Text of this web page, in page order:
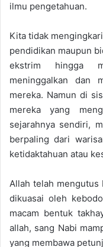
ilmu pengetahuan.
Kita tidak
pendidikan maupun
ekstrim hingga
meninggalkan dan
mereka. Namun di
mereka yang
sejarahnya sendiri,
berpaling dari
ketidaktahuan atau
Allah telah mengutus
dikuasai oleh
macam bentuk
allah, sang Nabi
yang membawa